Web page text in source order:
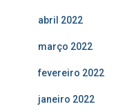
abril 2022
março 2022
fevereiro 2022
janeiro 2022